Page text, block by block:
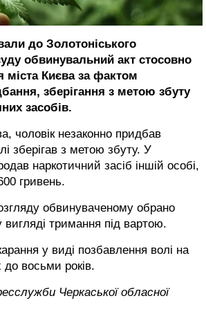
до Золотоніського
обвинувальний акт стосовно
міста Києва за фактом
зберігання з метою збуту
засобів.
чоловік незаконно придбав
зберігав з метою збуту. У
наркотичний засіб іншій особі,
гривень.
обвинуваченому обрано
вигляді тримання під вартою.
у виді позбавлення волі на
до восьми років.
Черкаської обласної